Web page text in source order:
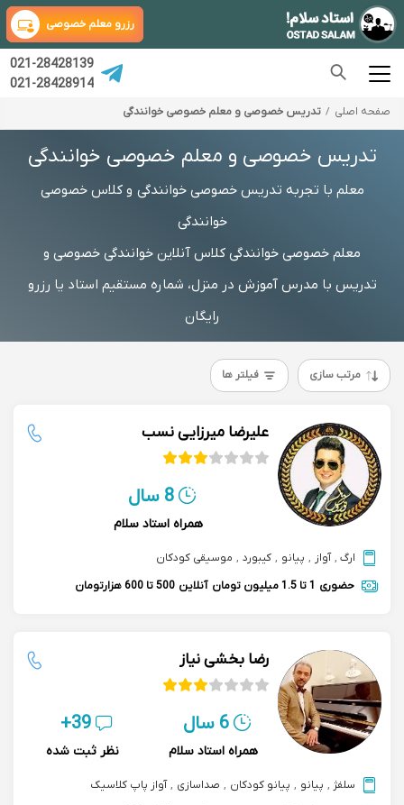
رزرو معلم خصوصی
021-28428139
021-28428914
صفحه اصلی تدریس خصوصی و معلم خصوصی خوانندگی
تدریس خصوصی و معلم خصوصی خوانندگی
معلم با تجربه تدریس خصوصی خوانندگی و کلاس خصوصی
خوانندگی
معلم خصوصی خوانندگی کلاس آنلاین خوانندگی خصوصی و
تدریس با مدرس آموزش در منزل، شماره مستقیم استاد یا رزرو
رایگان
مرتب سازی فیلتر ها
علیرضا میرزایی نسب
8 سال
همراه استاد سلام
ارگ , آواز , پیانو , کیبورد , موسیقی کودکان
حضوری 1 تا 1.5 میلیون تومان آنلاین 500 تا 600 هزارتومان
رضا بخشی نیاز
6 سال
همراه استاد سلام
39+
نظر ثبت شده
سلفژ , پیانو , پیانو کودکان , صداسازی , آواز پاپ کلاسیک